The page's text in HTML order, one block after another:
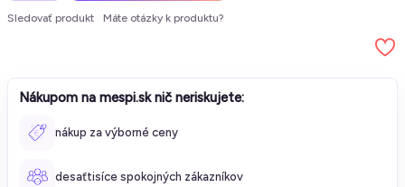
Sledovať produkt Máte otázky k produktu?
Nákupom na mespi.sk nič neriskujete:
nákup za výborné ceny
desaťtisíce spokojných zákazníkov